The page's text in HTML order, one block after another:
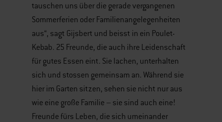
tauschen uns über die gerade vergangenen
Sommerferien oder Familienangelegenheiten
aus“, sagt Gijsbert und beisst in ein Poulet-
Kebab. 25 Freunde, die auch ihre Leidenschaft
für gutes Essen eint. Sie lachen, unterhalten
sich und stossen gemeinsam an. Während sie
hier im Garten sitzen, sehen sie nicht nur aus
wie eine große Familie – sie sind auch eine!
Freunde fürs Leben, die sich umeinander